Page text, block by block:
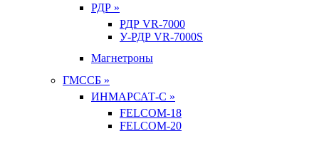
РДР »
РДР VR-7000
У-РДР VR-7000S
Магнетроны
ГМССБ »
ИНМАРСАТ-С »
FELCOM-18
FELCOM-20